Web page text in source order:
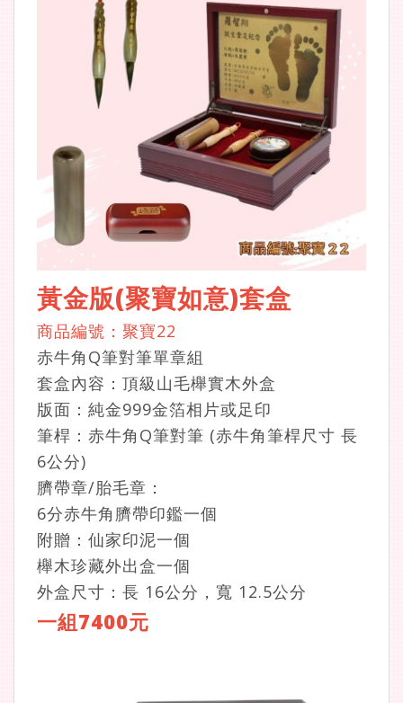
黃金版(聚寶如意)套盒
商品編號：聚寶22
赤牛角Q筆對筆單章組
套盒內容：頂級山毛櫸實木外盒
版面：純金999金箔相片或足印
筆桿：赤牛角Q筆對筆 (赤牛角筆桿尺寸 長
6公分)
臍帶章/胎毛章：
6分赤牛角臍帶印鑑一個
附贈：仙家印泥一個
櫸木珍藏外出盒一個
外盒尺寸：長 16公分，寬 12.5公分
一組7400元